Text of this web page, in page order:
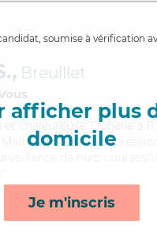
soumise à vérification
afficher plus
domicile
Je m'inscris
Breuillet
et chaleureuse, Ophélie a
Maitrisant bien la